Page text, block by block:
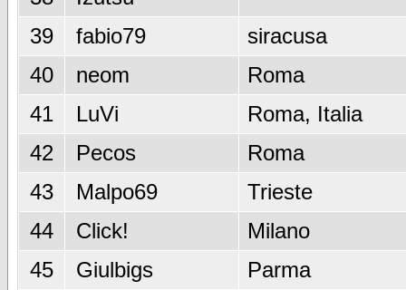
39
fabio79
siracusa
40
neom
Roma
41
LuVi
Roma, Italia
42
Pecos
Roma
43
Malpo69
Trieste
44
Click!
Milano
45
Giulbigs
Parma